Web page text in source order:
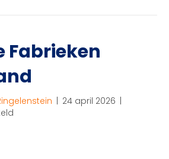
Fabrieken
| 24 april 2026 |